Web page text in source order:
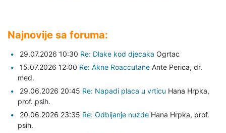
Najnovije sa foruma:
29.07.2026 10:30 Re: Dlake kod djecaka Ogrtac
15.07.2026 12:00 Re: Akne Roaccutane Ante Perica, dr.
med.
29.06.2026 20:45 Re: Napadi placa u vrticu Hana Hrpka,
prof. psih.
20.06.2026 23:35 Re: Odbijanje nuzde Hana Hrpka, prof.
psih.